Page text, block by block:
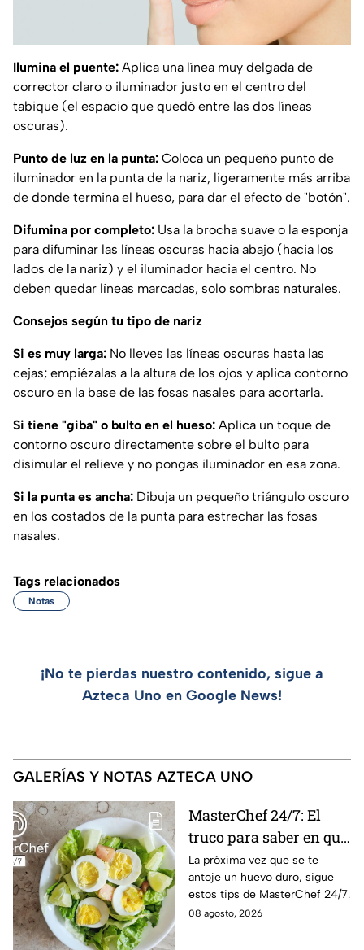
Ilumina el puente: Aplica una línea muy delgada de
corrector claro o iluminador justo en el centro del
tabique (el espacio que quedó entre las dos líneas
oscuras).
Punto de luz en la punta: Coloca un pequeño punto de
iluminador en la punta de la nariz, ligeramente más arriba
de donde termina el hueso, para dar el efecto de "botón".
Difumina por completo: Usa la brocha suave o la esponja
para difuminar las líneas oscuras hacia abajo (hacia los
lados de la nariz) y el iluminador hacia el centro. No
deben quedar líneas marcadas, solo sombras naturales.
Consejos según tu tipo de nariz
Si es muy larga: No lleves las líneas oscuras hasta las
cejas; empiézalas a la altura de los ojos y aplica contorno
oscuro en la base de las fosas nasales para acortarla.
Si tiene "giba" o bulto en el hueso: Aplica un toque de
contorno oscuro directamente sobre el bulto para
disimular el relieve y no pongas iluminador en esa zona.
Si la punta es ancha: Dibuja un pequeño triángulo oscuro
en los costados de la punta para estrechar las fosas
nasales.
Tags relacionados
Notas
¡No te pierdas nuestro contenido, sigue a
Azteca Uno en Google News!
GALERÍAS Y NOTAS AZTECA UNO
MasterChef 24/7: El
truco para saber en qué
momento está listo un
huevo cocido
La próxima vez que se te
antoje un huevo duro, sigue
estos tips de MasterChef 24/7.
08 agosto, 2026